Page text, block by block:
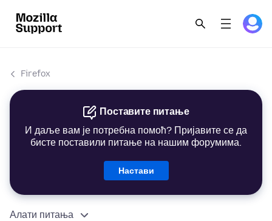
Firefox
Поставите питање
И даље вам је потребна помоћ? Пријавите се да
бисте поставили питање на нашим форумима.
Настави
Алати питања